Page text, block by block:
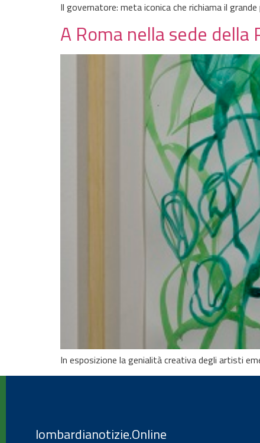
Il governatore: meta iconica che richiama il grande
A Roma nella sede
In esposizione la genialità creativa degli artisti
lombardianotizie.Online